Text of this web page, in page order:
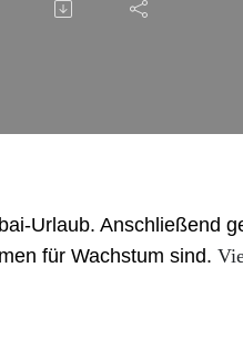
Urlaub. Anschließend
für Wachstum sind.